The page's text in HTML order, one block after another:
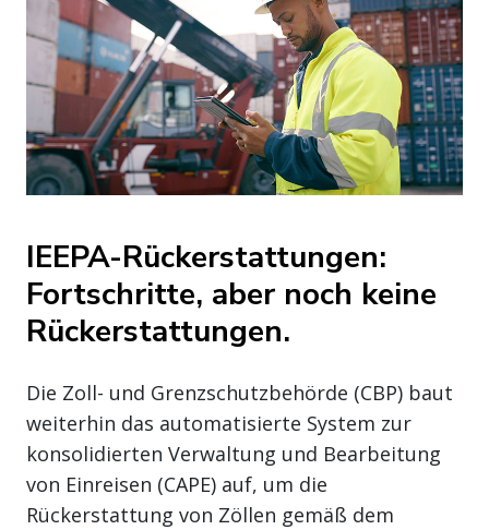
IEEPA-Rückerstattungen:
Fortschritte, aber noch keine
Rückerstattungen.
Die Zoll- und Grenzschutzbehörde (CBP) baut
weiterhin das automatisierte System zur
konsolidierten Verwaltung und Bearbeitung
von Einreisen (CAPE) auf, um die
Rückerstattung von Zöllen gemäß dem